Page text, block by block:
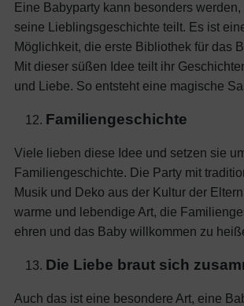
Eine Babyparty kann besonders
seine Lieblingsgeschichte teilt. Es ist
Möglichkeit, die erste Bibliothek für das
Mit dieser süßen Idee teilt ihr
und Liebe. So entsteht eine magische
Familiengeschichte
Viele lieben diese Idee und setzen sie
Familiengeschichte. Die Party mit
Musik und Deko aus der Kultur der
warme und lebendige Art, die
ehren und das Baby willkommen zu
Die Liebe braut sich
Auch das ist eine besondere Art, eine